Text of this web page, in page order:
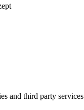
and third party